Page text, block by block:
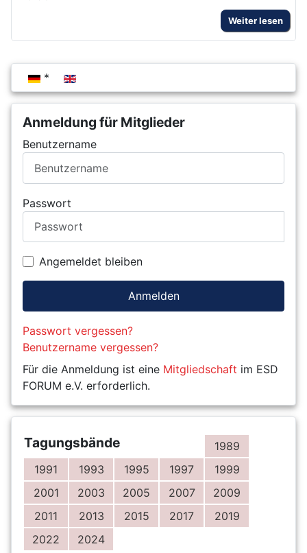
Sprache auswählen
Anmeldung für Mitglieder
Benutzername
Passwort
Angemeldet bleiben
Anmelden
Passwort vergessen?
Benutzername vergessen?
Für die Anmeldung ist eine Mitgliedschaft im ESD
FORUM e.V. erforderlich.
Tagungsbände
1989
1991
1993 1995 1997
1999
2001
2003 2005 2007
2009
2011
2013 2015 2017
2019
2022
2024
Weiter lesen